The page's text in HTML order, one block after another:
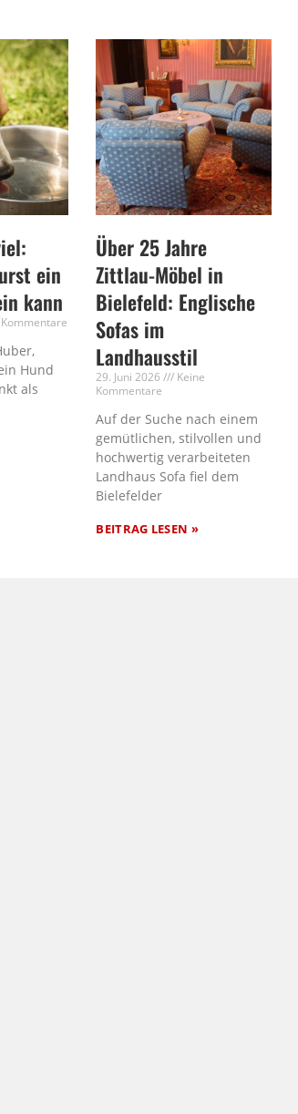
ein
kann
Hund
als
Über 25 Jahre
Zittlau-Möbel in
Bielefeld: Englische
Sofas im
Landhausstil
29. Juni 2026
Keine
Kommentare
Auf der Suche nach einem
gemütlichen, stilvollen und
hochwertig verarbeiteten
Landhaus Sofa fiel dem
Bielefelder
BEITRAG LESEN »